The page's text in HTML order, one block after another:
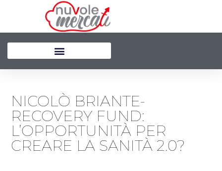
NICOLÒ BRIANTE-
RECOVERY FUND:
L’OPPORTUNITÀ PER
CREARE LA SANITÀ 2.0?